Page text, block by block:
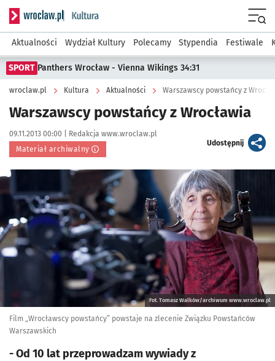
Serwis informacyjny wroclaw.pl podserwis: Kultura
Aktualności Wydział Kultury Polecamy Stypendia Festiwale
SPORT Panthers Wrocław - Vienna Wikings 34:31
wroclaw.pl Kultura Aktualności Warszawscy powstańcy z
Warszawscy powstańcy z Wrocławia
Data publikacji:
09.11.2013 00:00 | Autor:
Redakcja www.wroclaw.pl
Materiał archiwalny
Udostępnijartykuł
Kliknij, aby powiększyć
Fot. Tomasz Walków/archiwum www.wroclaw.pl
Film „Wrocławscy powstańcy” powstaje na zlecenie Związku Powstańców
Warszawskich
- Od 10 lat przeprowadzam wywiady z